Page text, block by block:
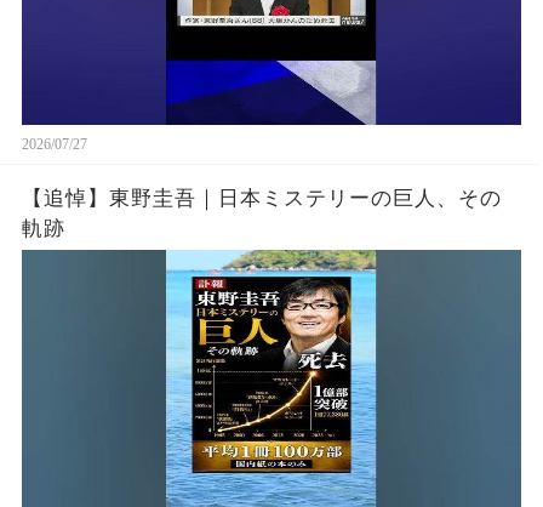
2026/07/27
【追悼】東野圭吾｜日本ミステリーの巨人、その
軌跡